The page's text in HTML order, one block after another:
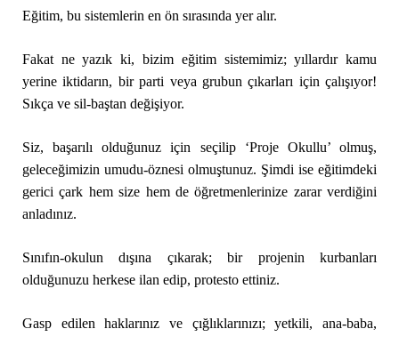
Eğitim, bu sistemlerin en ön sırasında yer alır.
Fakat ne yazık ki, bizim eğitim sistemimiz; yıllardır kamu
yerine iktidarın, bir parti veya grubun çıkarları için çalışıyor!
Sıkça ve sil-baştan değişiyor.
Siz, başarılı olduğunuz için seçilip ‘Proje Okullu’ olmuş,
geleceğimizin umudu-öznesi olmuştunuz. Şimdi ise eğitimdeki
gerici çark hem size hem de öğretmenlerinize zarar verdiğini
anladınız.
Sınıfın-okulun dışına çıkarak; bir projenin kurbanları
olduğunuzu herkese ilan edip, protesto ettiniz.
Gasp edilen haklarınız ve çığlıklarınızı; yetkili, ana-baba,